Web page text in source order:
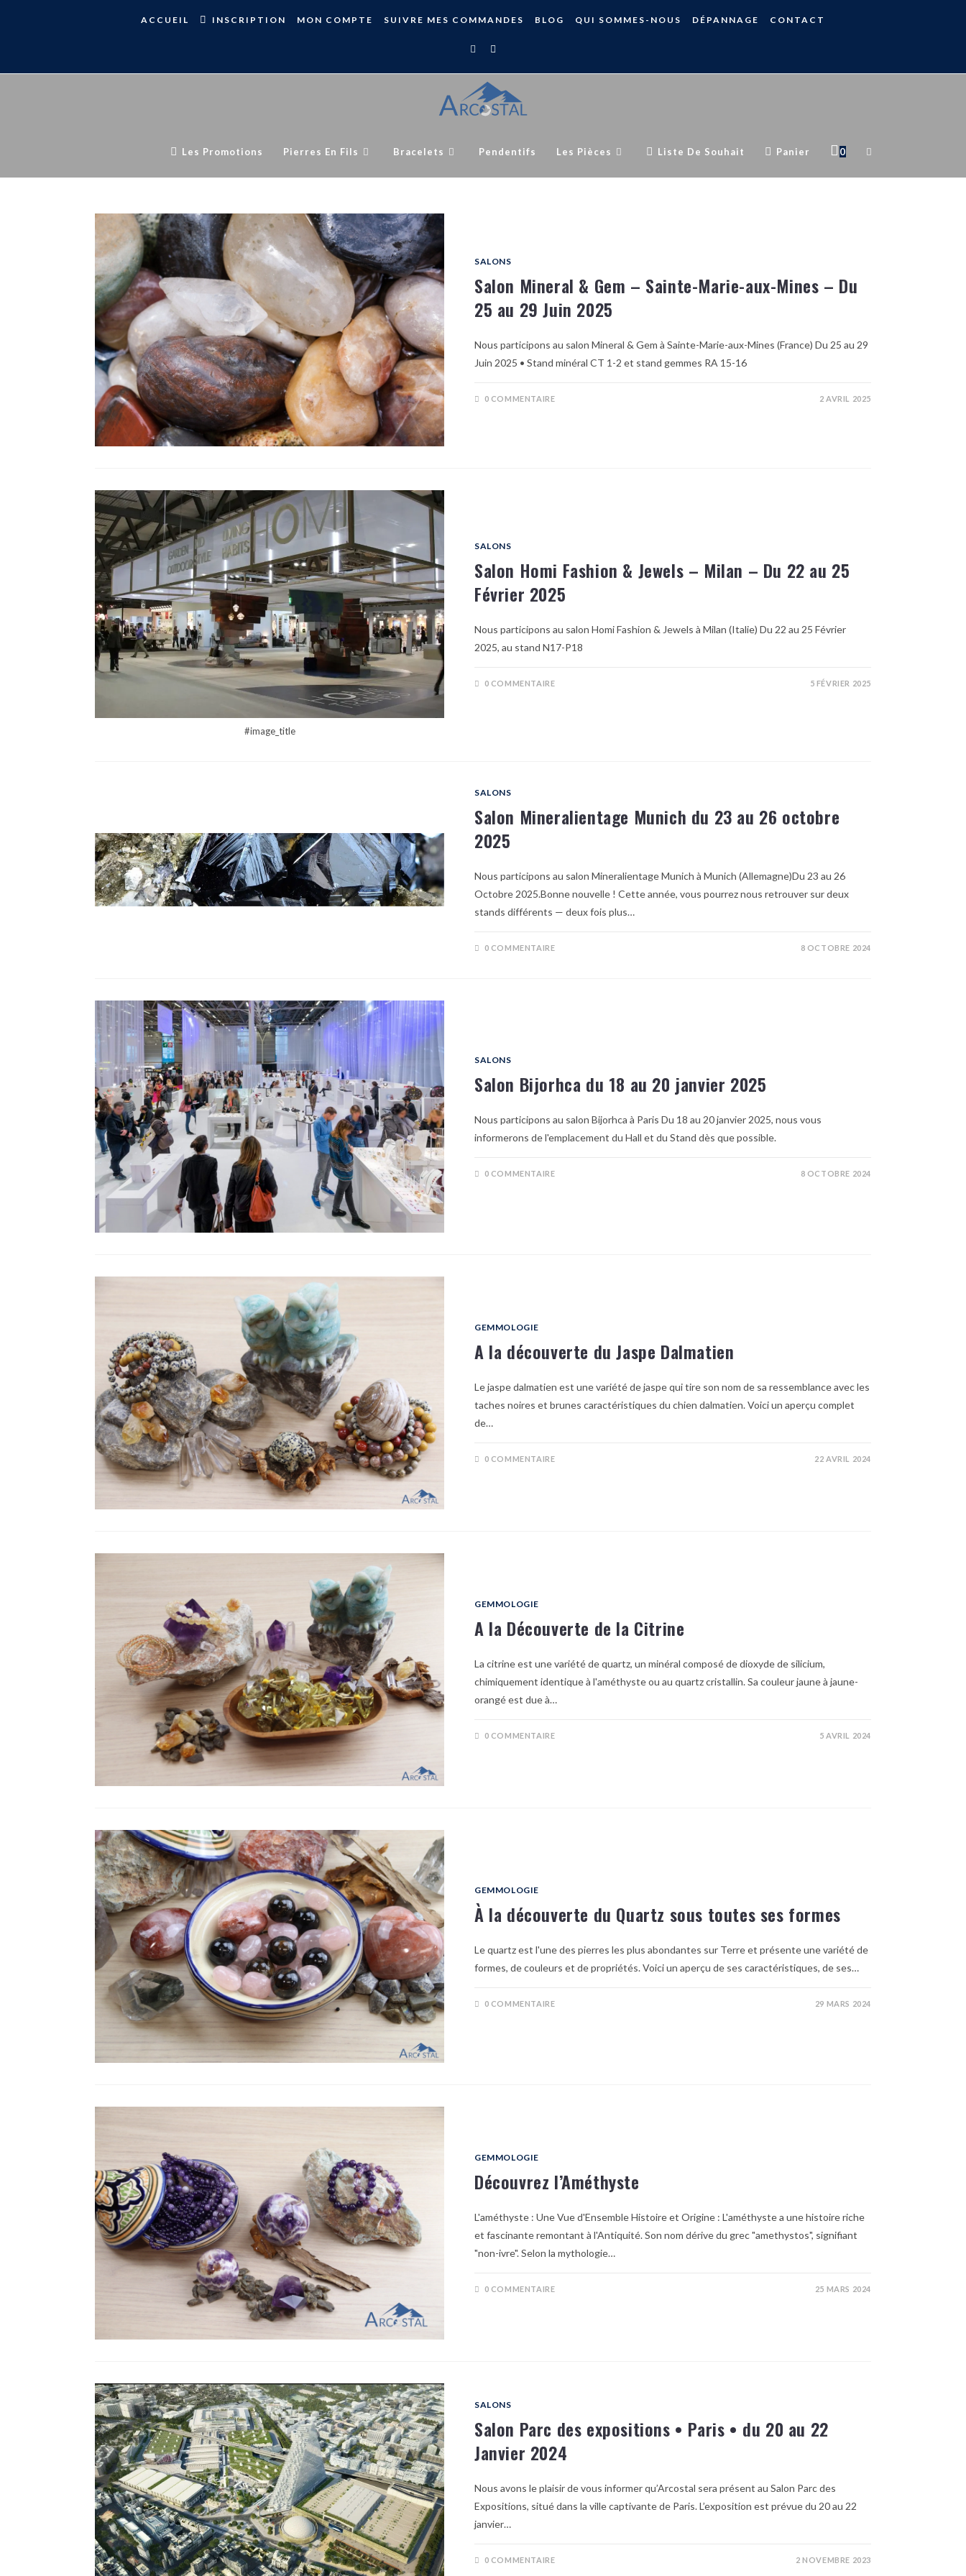
ACCUEIL INSCRIPTION MON COMPTE SUIVRE MES COMMANDES BLOG QUI SOMMES-NOUS DÉPANNAGE CONTACT
Les Promotions Pierres En Fils Bracelets Pendentifs Les Pièces Liste De Souhait Panier 0
SALONS
Salon Mineral & Gem – Sainte-Marie-aux-Mines – Du
25 au 29 Juin 2025
Nous participons au salon Mineral & Gem à Sainte-Marie-aux-Mines (France) Du 25 au 29
Juin 2025 • Stand minéral CT 1-2 et stand gemmes RA 15-16
0 COMMENTAIRE 2 AVRIL 2025
#image_title
SALONS
Salon Homi Fashion & Jewels – Milan – Du 22 au 25
Février 2025
Nous participons au salon Homi Fashion & Jewels à Milan (Italie) Du 22 au 25 Février
2025, au stand N17-P18
0 COMMENTAIRE 5 FÉVRIER 2025
SALONS
Salon Mineralientage Munich du 23 au 26 octobre
2025
Nous participons au salon Mineralientage Munich à Munich (Allemagne)Du 23 au 26
Octobre 2025.Bonne nouvelle ! Cette année, vous pourrez nous retrouver sur deux
stands différents — deux fois plus…
0 COMMENTAIRE 8 OCTOBRE 2024
SALONS
Salon Bijorhca du 18 au 20 janvier 2025
Nous participons au salon Bijorhca à Paris Du 18 au 20 janvier 2025, nous vous
informerons de l'emplacement du Hall et du Stand dès que possible.
0 COMMENTAIRE 8 OCTOBRE 2024
GEMMOLOGIE
A la découverte du Jaspe Dalmatien
Le jaspe dalmatien est une variété de jaspe qui tire son nom de sa ressemblance avec les
taches noires et brunes caractéristiques du chien dalmatien. Voici un aperçu complet
de…
0 COMMENTAIRE 22 AVRIL 2024
GEMMOLOGIE
A la Découverte de la Citrine
La citrine est une variété de quartz, un minéral composé de dioxyde de silicium,
chimiquement identique à l'améthyste ou au quartz cristallin. Sa couleur jaune à jaune-
orangé est due à…
0 COMMENTAIRE 5 AVRIL 2024
GEMMOLOGIE
À la découverte du Quartz sous toutes ses formes
Le quartz est l'une des pierres les plus abondantes sur Terre et présente une variété de
formes, de couleurs et de propriétés. Voici un aperçu de ses caractéristiques, de ses…
0 COMMENTAIRE 29 MARS 2024
GEMMOLOGIE
Découvrez l’Améthyste
L'améthyste : Une Vue d'Ensemble Histoire et Origine : L'améthyste a une histoire riche
et fascinante remontant à l'Antiquité. Son nom dérive du grec "amethystos", signifiant
"non-ivre". Selon la mythologie…
0 COMMENTAIRE 25 MARS 2024
SALONS
Salon Parc des expositions • Paris • du 20 au 22
Janvier 2024
Nous avons le plaisir de vous informer qu’Arcostal sera présent au Salon Parc des
Expositions, situé dans la ville captivante de Paris. L’exposition est prévue du 20 au 22
janvier…
0 COMMENTAIRE 2 NOVEMBRE 2023